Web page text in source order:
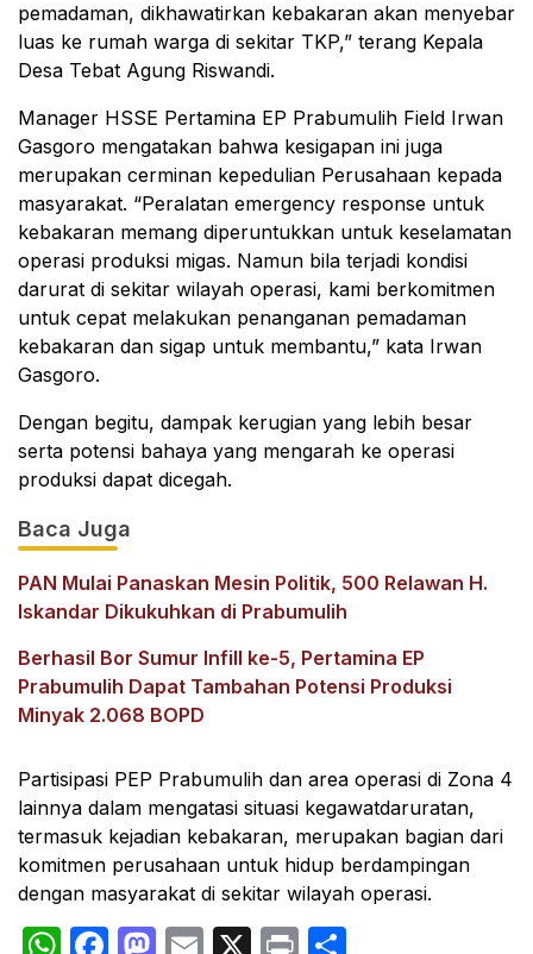
pemadaman, dikhawatirkan kebakaran akan menyebar
luas ke rumah warga di sekitar TKP,” terang Kepala
Desa Tebat Agung Riswandi.
Manager HSSE Pertamina EP Prabumulih Field Irwan
Gasgoro mengatakan bahwa kesigapan ini juga
merupakan cerminan kepedulian Perusahaan kepada
masyarakat. “Peralatan emergency response untuk
kebakaran memang diperuntukkan untuk keselamatan
operasi produksi migas. Namun bila terjadi kondisi
darurat di sekitar wilayah operasi, kami berkomitmen
untuk cepat melakukan penanganan pemadaman
kebakaran dan sigap untuk membantu,” kata Irwan
Gasgoro.
Dengan begitu, dampak kerugian yang lebih besar
serta potensi bahaya yang mengarah ke operasi
produksi dapat dicegah.
Baca Juga
PAN Mulai Panaskan Mesin Politik, 500 Relawan H.
Iskandar Dikukuhkan di Prabumulih
Berhasil Bor Sumur Infill ke-5, Pertamina EP
Prabumulih Dapat Tambahan Potensi Produksi
Minyak 2.068 BOPD
Partisipasi PEP Prabumulih dan area operasi di Zona 4
lainnya dalam mengatasi situasi kegawatdaruratan,
termasuk kejadian kebakaran, merupakan bagian dari
komitmen perusahaan untuk hidup berdampingan
dengan masyarakat di sekitar wilayah operasi.